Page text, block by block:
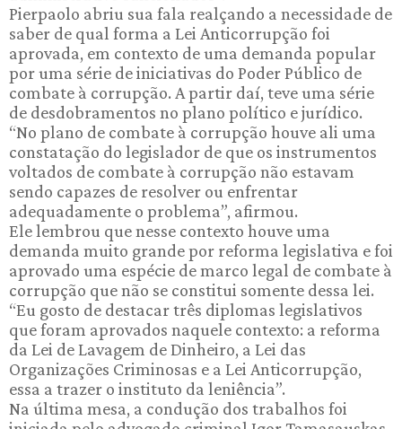
Pierpaolo abriu sua fala realçando a necessidade de
saber de qual forma a Lei Anticorrupção foi
aprovada, em contexto de uma demanda popular
por uma série de iniciativas do Poder Público de
combate à corrupção. A partir daí, teve uma série
de desdobramentos no plano político e jurídico.
“No plano de combate à corrupção houve ali uma
constatação do legislador de que os instrumentos
voltados de combate à corrupção não estavam
sendo capazes de resolver ou enfrentar
adequadamente o problema”, afirmou.
Ele lembrou que nesse contexto houve uma
demanda muito grande por reforma legislativa e foi
aprovado uma espécie de marco legal de combate à
corrupção que não se constitui somente dessa lei.
“Eu gosto de destacar três diplomas legislativos
que foram aprovados naquele contexto: a reforma
da Lei de Lavagem de Dinheiro, a Lei das
Organizações Criminosas e a Lei Anticorrupção,
essa a trazer o instituto da leniência”.
Na última mesa, a condução dos trabalhos foi